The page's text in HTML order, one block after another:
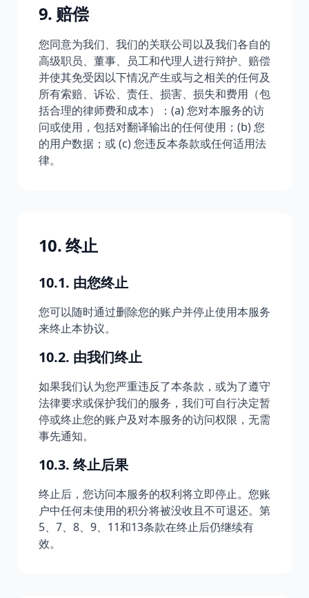
9. 赔偿
您同意为我们、我们的关联公司以及我们各自的
高级职员、董事、员工和代理人进行辩护、赔偿
并使其免受因以下情况产生或与之相关的任何及
所有索赔、诉讼、责任、损害、损失和费用（包
括合理的律师费和成本）：(a) 您对本服务的访
问或使用，包括对翻译输出的任何使用；(b) 您
的用户数据；或 (c) 您违反本条款或任何适用法
律。
10. 终止
10.1. 由您终止
您可以随时通过删除您的账户并停止使用本服务
来终止本协议。
10.2. 由我们终止
如果我们认为您严重违反了本条款，或为了遵守
法律要求或保护我们的服务，我们可自行决定暂
停或终止您的账户及对本服务的访问权限，无需
事先通知。
10.3. 终止后果
终止后，您访问本服务的权利将立即停止。您账
户中任何未使用的积分将被没收且不可退还。第
5、7、8、9、11和13条款在终止后仍继续有
效。